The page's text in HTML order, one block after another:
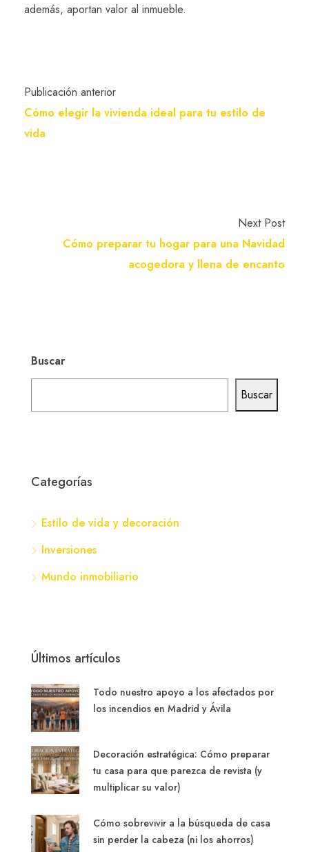
además, aportan valor al inmueble.
Publicación anterior
Cómo elegir la vivienda ideal para tu estilo de
vida
Next Post
Cómo preparar tu hogar para una Navidad
acogedora y llena de encanto
Buscar
Buscar
Categorías
Estilo de vida y decoración
Inversiones
Mundo inmobiliario
Últimos artículos
Todo nuestro apoyo a los afectados por
los incendios en Madrid y Ávila
Decoración estratégica: Cómo preparar
tu casa para que parezca de revista (y
multiplicar su valor)
Cómo sobrevivir a la búsqueda de casa
sin perder la cabeza (ni los ahorros)